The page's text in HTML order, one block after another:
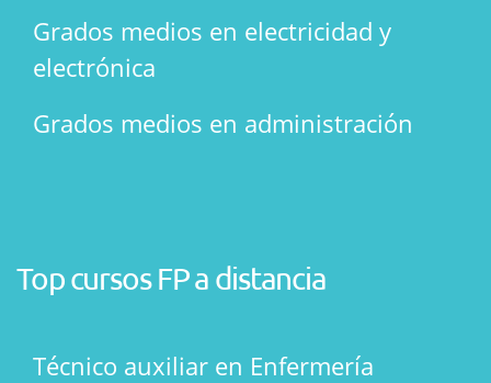
Grados medios en electricidad y
electrónica
Grados medios en administración
Top cursos FP a distancia
Técnico auxiliar en Enfermería